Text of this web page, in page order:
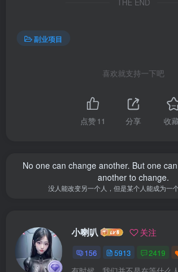
THE END
副业项目
喜欢就支持一下吧
点赞11 分享 收
No one can change another. But one
another to change.
没人能改变另一个人，但是某个人能成为一
小喇叭 关注
156 5913 2419